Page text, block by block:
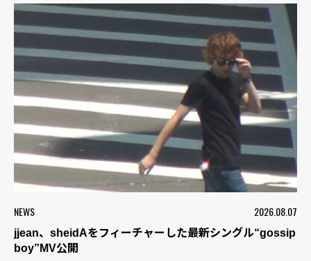
NEWS 2026.08.07
jjean、sheidAをフィーチャーした最新シングル“gossip
boy”MV公開